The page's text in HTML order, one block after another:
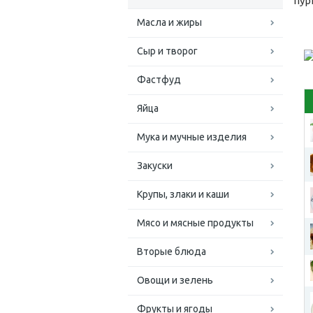
Масла и жиры
Сыр и творог
Фастфуд
Яйца
Мука и мучные изделия
Закуски
Крупы, злаки и каши
Мясо и мясные продукты
Вторые блюда
Овощи и зелень
Фрукты и ягоды